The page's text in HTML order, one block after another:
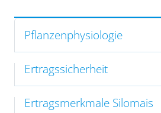
Pflanzenphysiologie
Ertragssicherheit
Ertragsmerkmale Silomais